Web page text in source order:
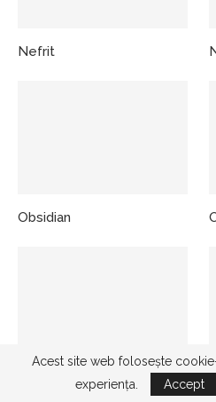
Nefrit
Obsidian
Ochi de soim
Acest site web folosește
experiența.
Accept